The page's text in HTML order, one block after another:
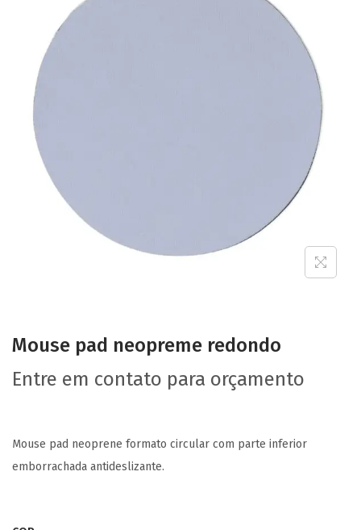
Mouse pad neopreme redondo
Entre em contato para orçamento
Mouse pad neoprene formato circular com parte inferior
emborrachada antideslizante.